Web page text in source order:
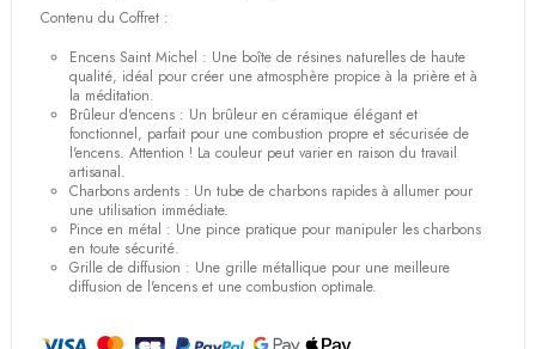
Contenu du Coffret :
Encens Saint Michel : Une boîte de résines naturelles de haute
qualité, idéal pour créer une atmosphère propice à la prière et à
la méditation.
Brûleur d'encens : Un brûleur en céramique élégant et
fonctionnel, parfait pour une combustion propre et sécurisée de
l'encens. Attention ! La couleur peut varier en raison du travail
artisanal.
Charbons ardents : Un tube de charbons rapides à allumer pour
une utilisation immédiate.
Pince en métal : Une pince pratique pour manipuler les charbons
en toute sécurité.
Grille de diffusion : Une grille métallique pour une meilleure
diffusion de l'encens et une combustion optimale.